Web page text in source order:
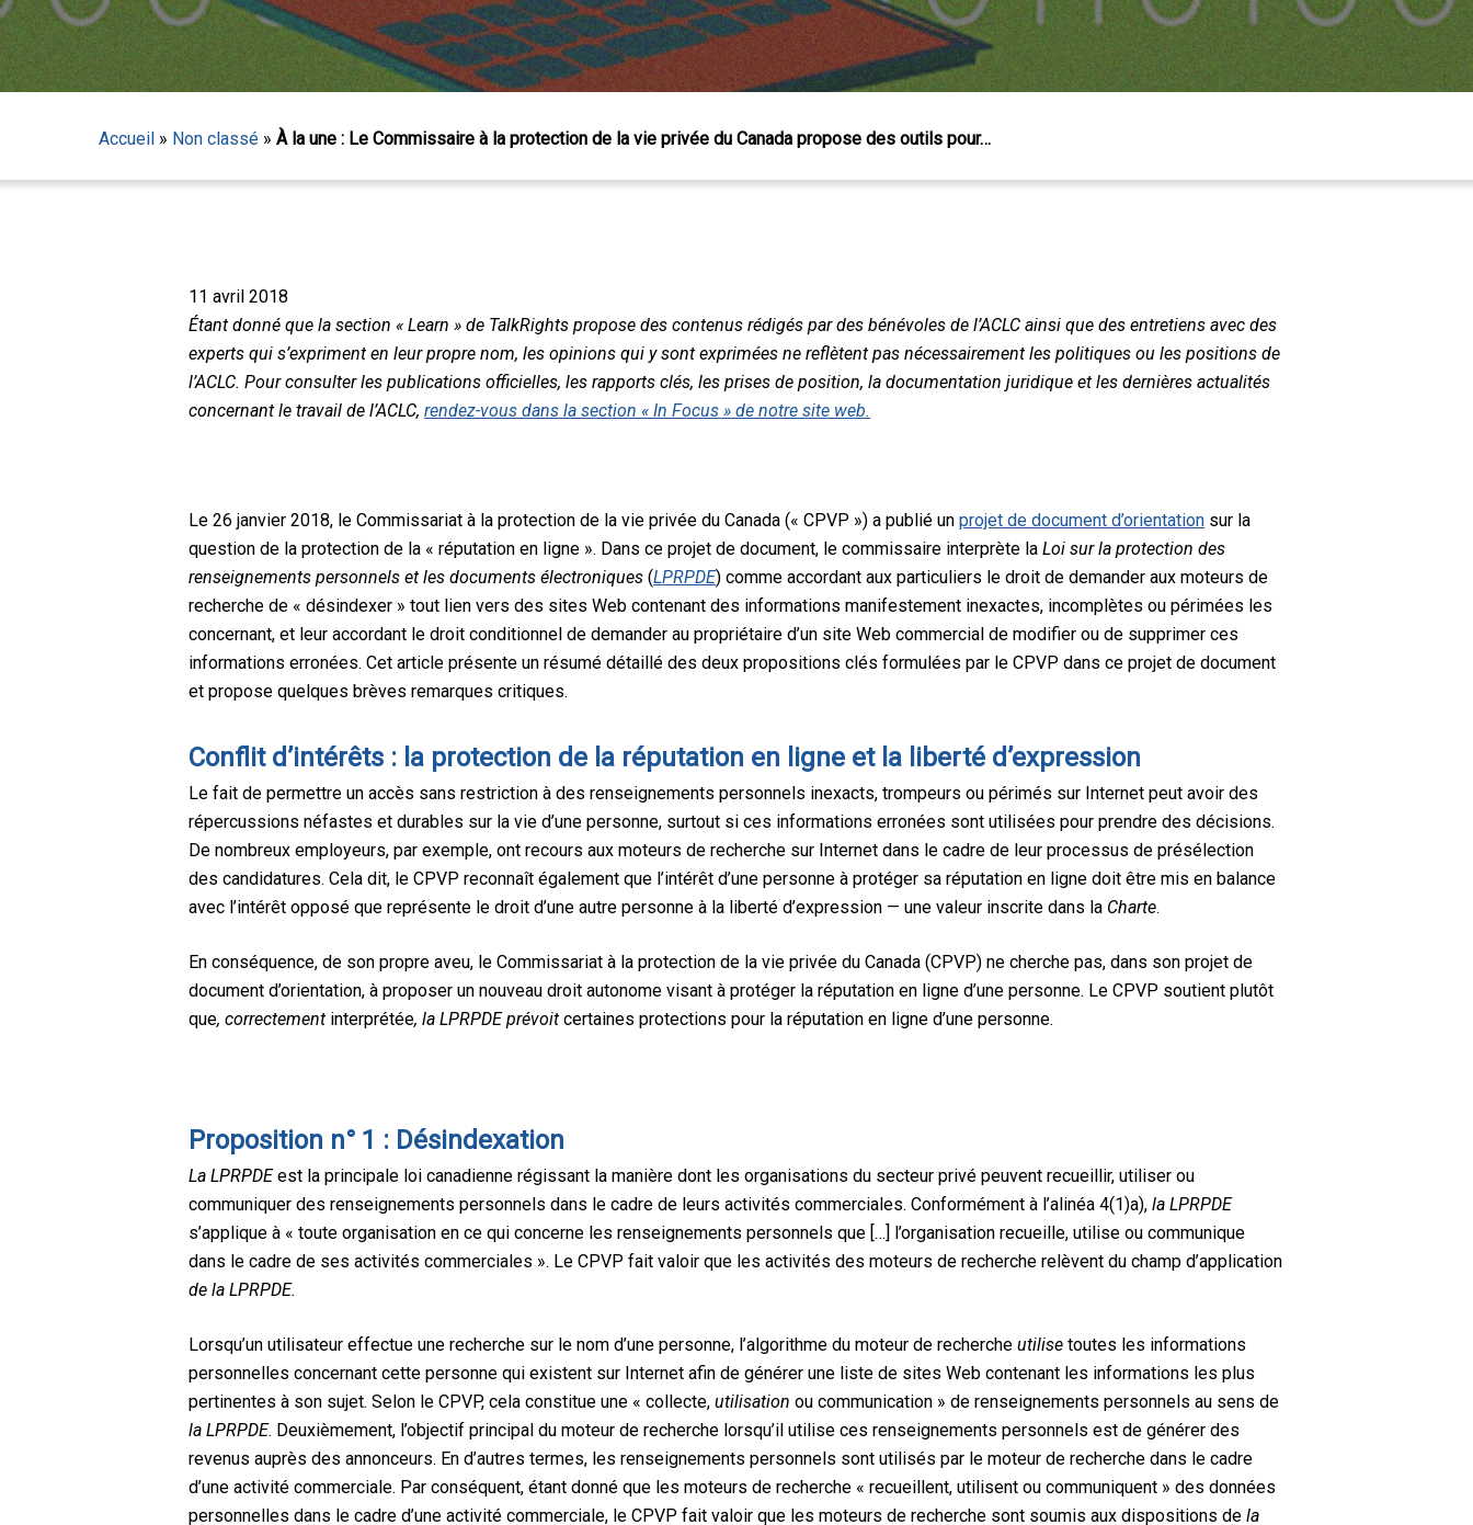
Accueil » Non classé » À la une : Le Commissaire à la protection de la vie privée du Canada propose des outils pour…
11 avril 2018
Étant donné que la section « Learn » de TalkRights propose des contenus rédigés par des bénévoles de l’ACLC ainsi que des entretiens avec des
experts qui s’expriment en leur propre nom, les opinions qui y sont exprimées ne reflètent pas nécessairement les politiques ou les positions de
l’ACLC. Pour consulter les publications officielles, les rapports clés, les prises de position, la documentation juridique et les dernières actualités
concernant le travail de l’ACLC,rendez-vous dans la section « In Focus » de notre site web.
Le 26 janvier 2018, le Commissariat à la protection de la vie privée du Canada (« CPVP ») a publié unprojet de document d’orientation sur la
question de la protection de la « réputation en ligne ». Dans ce projet de document, le commissaire interprète laLoi sur la protection des
renseignements personnels et les documents électroniques (LPRPDE) comme accordant aux particuliers le droit de demander aux moteurs de
recherche de « désindexer » tout lien vers des sites Web contenant des informations manifestement inexactes, incomplètes ou périmées les
concernant, et leur accordant le droit conditionnel de demander au propriétaire d’un site Web commercial de modifier ou de supprimer ces
informations erronées. Cet article présente un résumé détaillé des deux propositions clés formulées par le CPVP dans ce projet de document
et propose quelques brèves remarques critiques.
Conflit d’intérêts : la protection de la réputation en ligne et la liberté d’expression
Le fait de permettre un accès sans restriction à des renseignements personnels inexacts, trompeurs ou périmés sur Internet peut avoir des
répercussions néfastes et durables sur la vie d’une personne, surtout si ces informations erronées sont utilisées pour prendre des décisions.
De nombreux employeurs, par exemple, ont recours aux moteurs de recherche sur Internet dans le cadre de leur processus de présélection
des candidatures. Cela dit, le CPVP reconnaît également que l’intérêt d’une personne à protéger sa réputation en ligne doit être mis en balance
avec l’intérêt opposé que représente le droit d’une autre personne à la liberté d’expression — une valeur inscrite dans la Charte.
En conséquence, de son propre aveu, le Commissariat à la protection de la vie privée du Canada (CPVP) ne cherche pas, dans son projet de
document d’orientation, à proposer un nouveau droit autonome visant à protéger la réputation en ligne d’une personne. Le CPVP soutient plutôt
que, correctement interprétée, la LPRPDE prévoitcertaines protections pour la réputation en ligne d’une personne.
Proposition n° 1 : Désindexation
La LPRPDEest la principale loi canadienne régissant la manière dont les organisations du secteur privé peuvent recueillir, utiliser ou
communiquer des renseignements personnels dans le cadre de leurs activités commerciales. Conformément à l’alinéa 4(1)a),la LPRPDE
s’applique à « toute organisation en ce qui concerne les renseignements personnels que […] l’organisation recueille, utilise ou communique
dans le cadre de ses activités commerciales ». Le CPVP fait valoir que les activités des moteurs de recherche relèvent du champ d’application
de la LPRPDE.
Lorsqu’un utilisateur effectue une recherche sur le nom d’une personne, l’algorithme du moteur de rechercheutilise toutes les informations
personnelles concernant cette personne qui existent sur Internet afin de générer une liste de sites Web contenant les informations les plus
pertinentes à son sujet. Selon le CPVP, cela constitue une « collecte,utilisation ou communication » de renseignements personnels au sens de
la LPRPDE. Deuxièmement, l’objectif principal du moteur de recherche lorsqu’il utilise ces renseignements personnels est de générer des
revenus auprès des annonceurs. En d’autres termes, les renseignements personnels sont utilisés par le moteur de recherche dans le cadre
d’une activité commerciale. Par conséquent, étant donné que les moteurs de recherche « recueillent, utilisent ou communiquent » des données
personnelles dans le cadre d’une activité commerciale, le CPVP fait valoir que les moteurs de recherche sont soumis aux dispositions dela